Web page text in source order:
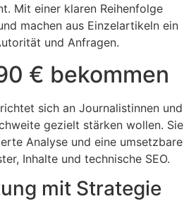
Mit einer klaren Reihenfolge
machen aus Einzelartikeln ein
und Anfragen.
€ bekommen
sich an Journalistinnen und
gezielt stärken wollen. Sie
Analyse und eine umsetzbare
Inhalte und technische SEO.
mit Strategie